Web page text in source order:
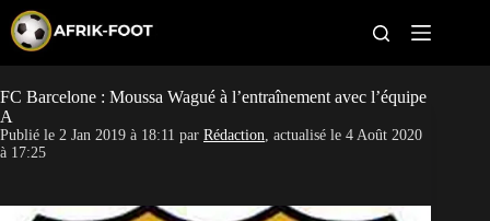
p
t
o
c
o
e
CAN féminine
Pays
FC Barcelone : Moussa Wagué à l’entraînement avec l’équipe
A
Publié le 2 Jan 2019 à 18:11 par Rédaction, actualisé le 4 Août 2020
à 17:25